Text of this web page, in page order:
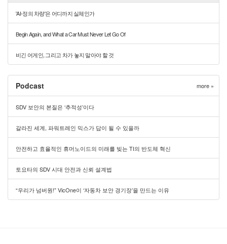
'AI-정의 차량'은 어디까지 실체인가
Begin Again, and What a Car Must Never Let Go Of
비긴 어게인, 그리고 차가 놓지 말아야 할 것
Podcast more »
SDV 보안의 본질은 ‘추적성’이다
갈라진 세계, 파워트레인 믹스가 답이 될 수 있을까
안전하고 효율적인 휴머노이드의 미래를 빚는 TI의 반도체 혁신
토요타의 SDV 시대 안전과 신뢰 설계법
“우리가 넘버원!” VicOne이 ‘자동차 보안 경기장’을 만드는 이유